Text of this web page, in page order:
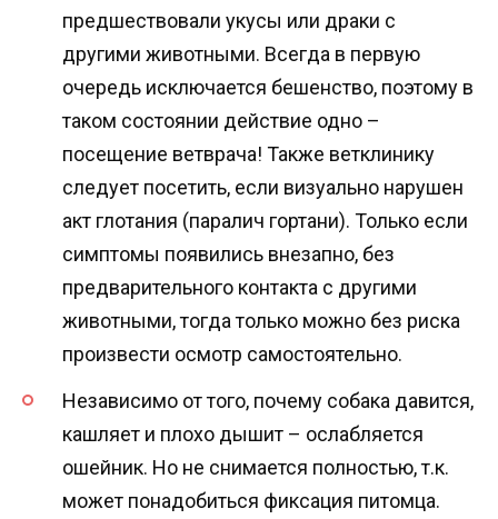
предшествовали укусы или драки с
другими животными. Всегда в первую
очередь исключается бешенство, поэтому в
таком состоянии действие одно –
посещение ветврача! Также ветклинику
следует посетить, если визуально нарушен
акт глотания (паралич гортани). Только если
симптомы появились внезапно, без
предварительного контакта с другими
животными, тогда только можно без риска
произвести осмотр самостоятельно.
Независимо от того, почему собака давится,
кашляет и плохо дышит – ослабляется
ошейник. Но не снимается полностью, т.к.
может понадобиться фиксация питомца.